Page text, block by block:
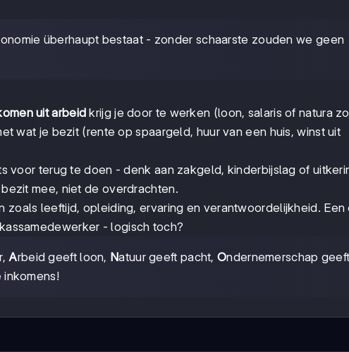
überhaupt bestaat - zonder schaarste zouden we geen
uit arbeid krijg je door te werken (loon, salaris of natura
wat je bezit (rente op spaargeld, huur van een huis, winst uit
voor terug te doen - denk aan zakgeld, kinderbijslag of
mee, niet de overdrachten.
zoals leeftijd, opleiding, ervaring en verantwoordelijkheid. Een
- logisch toch?
Arbeid geeft loon, Natuur geeft pacht,Ondernemerschap